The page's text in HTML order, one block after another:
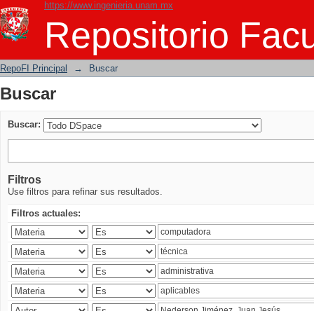
https://www.ingenieria.unam.mx
Repositorio
Buscar
RepoFI Principal → Buscar
Buscar
Buscar:
Filtros
Use filtros para refinar sus resultados.
Filtros actuales: